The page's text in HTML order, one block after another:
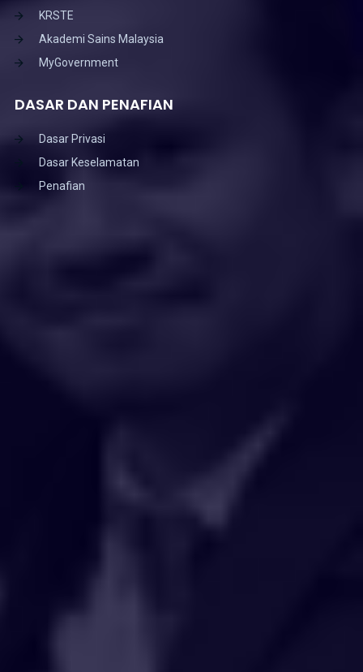
KRSTE
Akademi Sains Malaysia
MyGovernment
DASAR DAN PENAFIAN
Dasar Privasi
Dasar Keselamatan
Penafian